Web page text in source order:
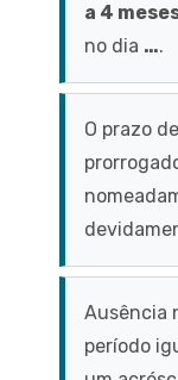
a 4
no dia ….
O prazo
Ausência
período